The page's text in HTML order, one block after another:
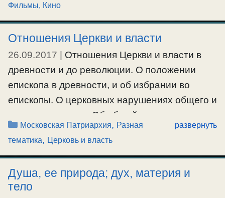
#кино,#музыка
Фильмы, Кино
Отношения Церкви и власти
26.09.2017
Отношения Церкви и власти в
древности и до революции. О положении
епископа в древности, и об избрании во
епископы. О церковных нарушениях общего и
частного порядка. Об общей направленности
и отдельных отклонениях власти. О
Советской и нынешней власти. О свободе во
Христе и отступничестве в отношениях
Церкви и власти, во времена прошедшие и
современные. Об обмане при сравнении
Рубрики
Московская Патриархия, Разная
тематика, Церковь и власть
развернуть
Душа, ее природа; дух, материя и
тело